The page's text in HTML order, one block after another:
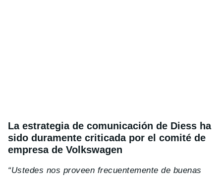
La estrategia de comunicación de Diess ha
sido duramente criticada por el comité de
empresa de Volkswagen
“Ustedes nos proveen frecuentemente de buenas